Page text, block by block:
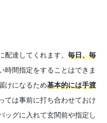
達してくれます。 毎日、毎
時間指定をすることはできま
けになるため基本的には手渡
ては事前に打ち合わせておけ
ッグに入れて玄関前や指定し